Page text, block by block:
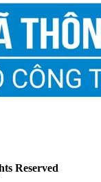
Reserved